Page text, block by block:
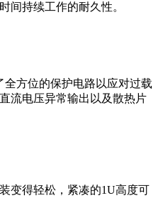
间持续工作的耐久性。
方位的保护电路以应对过载
流电压异常输出以及散热片
变得轻松，紧凑的1U高度可